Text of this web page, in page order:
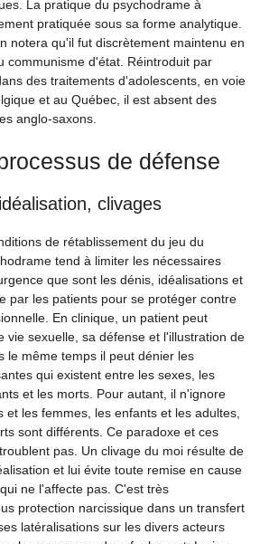
La pratique du psychodrame à
pratiquée sous sa forme analytique.
notera qu'il fut discrètement maintenu en
communisme d'état. Réintroduit par
des traitements d'adolescents, en voie
et au Québec, il est absent des
anglo-saxons.
de défense
clivages
de rétablissement du jeu du
tend à limiter les nécessaires
que sont les dénis, idéalisations et
par les patients pour se protéger contre
En clinique, un patient peut
vie sexuelle, sa défense et l'illustration de
le même temps il peut dénier les
qui existent entre les sexes, les
et les morts. Pour autant, il n'ignore
et les femmes, les enfants et les adultes,
sont différents. Ce paradoxe et ces
pas. Un clivage du moi résulte de
et lui évite toute remise en cause
ne l'affecte pas. C'est très
protection narcissique dans un transfert
latéralisations sur les divers acteurs